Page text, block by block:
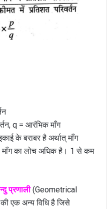
q = आरंभिक माँग
के बराबर है अर्थात् माँग
माँग का लोच अधिक है। 1 से कम
प्रणाली (Geometrical
एक अन्य विधि है जिसे